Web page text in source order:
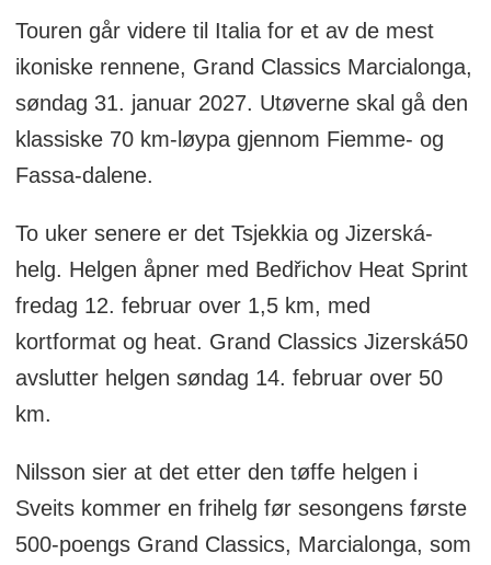
Touren går videre til Italia for et av de mest
ikoniske rennene, Grand Classics Marcialonga,
søndag 31. januar 2027. Utøverne skal gå den
klassiske 70 km-løypa gjennom Fiemme- og
Fassa-dalene.
To uker senere er det Tsjekkia og Jizerská-
helg. Helgen åpner med Bedřichov Heat Sprint
fredag 12. februar over 1,5 km, med
kortformat og heat. Grand Classics Jizerská50
avslutter helgen søndag 14. februar over 50
km.
Nilsson sier at det etter den tøffe helgen i
Sveits kommer en frihelg før sesongens første
500-poengs Grand Classics, Marcialonga, som